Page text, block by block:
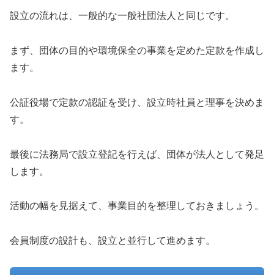
設立の流れは、一般的な一般社団法人と同じです。
まず、団体の目的や環境保全の事業を定めた定款を作成し
ます。
公証役場で定款の認証を受け、設立時社員と理事を決めま
す。
最後に法務局で設立登記を行えば、団体が法人として発足
します。
活動の幅を見据えて、事業目的を整理しておきましょう。
会員制度の設計も、設立と並行して進めます。